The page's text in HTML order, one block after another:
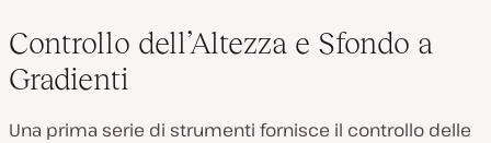
Controllo dell’Altezza e Sfondo a
Gradienti
Una prima serie di strumenti fornisce il controllo delle